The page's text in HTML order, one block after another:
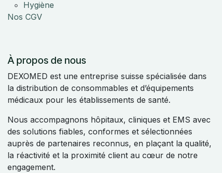
Hygiène
Nos CGV
À propos de nous
DEXOMED est une entreprise suisse spécialisée dans
la distribution de consommables et d’équipements
médicaux pour les établissements de santé.
Nous accompagnons hôpitaux, cliniques et EMS avec
des solutions fiables, conformes et sélectionnées
auprès de partenaires reconnus, en plaçant la qualité,
la réactivité et la proximité client au cœur de notre
engagement.